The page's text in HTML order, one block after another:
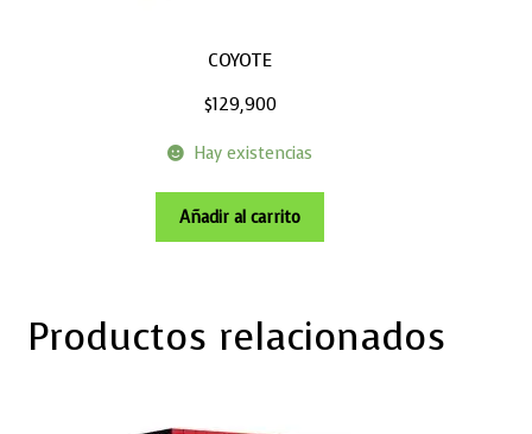
COYOTE
$129,900
Hay existencias
Añadir al carrito
Productos relacionados